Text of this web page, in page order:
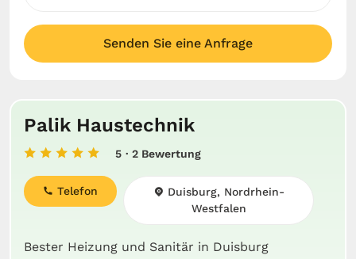
Senden Sie eine Anfrage
Palik Haustechnik
5 · 2 Bewertung
Bester Heizung und Sanitär in Duisburg
Telefon
Duisburg, Nordrhein-
Westfalen